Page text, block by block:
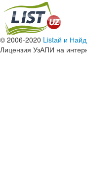
© 2006-2020 Listай и
Лицензия УзАПИ на